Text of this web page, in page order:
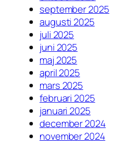
september 2025
augusti 2025
juli 2025
juni 2025
maj 2025
april 2025
mars 2025
februari 2025
januari 2025
december 2024
november 2024